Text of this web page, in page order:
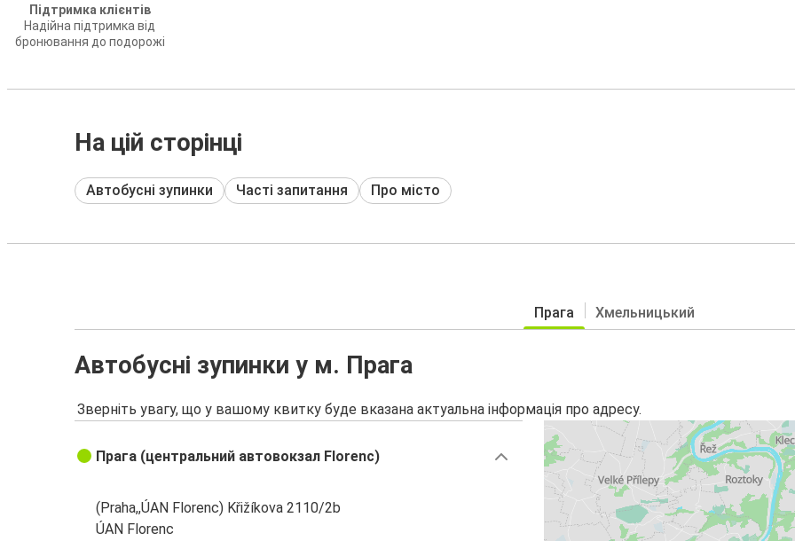
Підтримка клієнтів
Надійна підтримка від
бронювання до подорожі
На цій сторінці
Автобусні зупинки Часті запитання Про місто
Прага Хмельницький
Автобусні зупинки у м. Прага
Зверніть увагу, що у вашому квитку буде вказана актуальна інформація про адресу.
Прага (центральний автовокзал Florenc)
(Praha,,ÚAN Florenc) Křižíkova 2110/2b
ÚAN Florenc